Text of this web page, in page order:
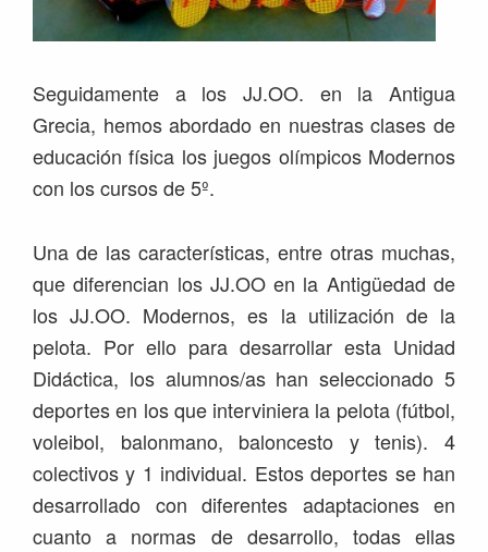
Seguidamente a los JJ.OO. en la Antigua
Grecia, hemos abordado en nuestras clases de
educación física los juegos olímpicos Modernos
con los cursos de 5º.
Una de las características, entre otras muchas,
que diferencian los JJ.OO en la Antigüedad de
los JJ.OO. Modernos, es la utilización de la
pelota. Por ello para desarrollar esta Unidad
Didáctica, los alumnos/as han seleccionado 5
deportes en los que interviniera la pelota (fútbol,
voleibol, balonmano, baloncesto y tenis). 4
colectivos y 1 individual. Estos deportes se han
desarrollado con diferentes adaptaciones en
cuanto a normas de desarrollo, todas ellas